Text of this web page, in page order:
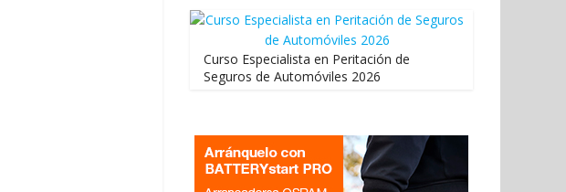
Curso Especialista en Peritación de
Seguros de Automóviles 2026